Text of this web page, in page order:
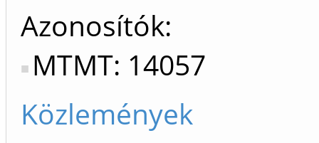
Azonosítók
MTMT: 14057
Közlemények